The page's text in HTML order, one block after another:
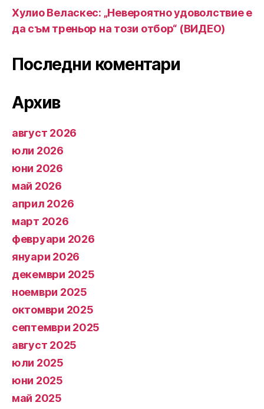
Хулио Веласкес: „Невероятно удоволствие е
да съм треньор на този отбор“ (ВИДЕО)
Последни коментари
Архив
август 2026
юли 2026
юни 2026
май 2026
април 2026
март 2026
февруари 2026
януари 2026
декември 2025
ноември 2025
октомври 2025
септември 2025
август 2025
юли 2025
юни 2025
май 2025